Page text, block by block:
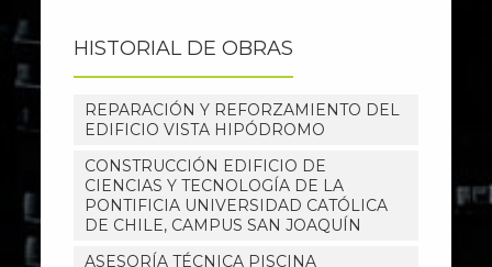
HISTORIAL DE OBRAS
REPARACIÓN Y REFORZAMIENTO DEL
EDIFICIO VISTA HIPÓDROMO
CONSTRUCCIÓN EDIFICIO DE
CIENCIAS Y TECNOLOGÍA DE LA
PONTIFICIA UNIVERSIDAD CATÓLICA
DE CHILE, CAMPUS SAN JOAQUÍN
ASESORÍA TÉCNICA PISCINA